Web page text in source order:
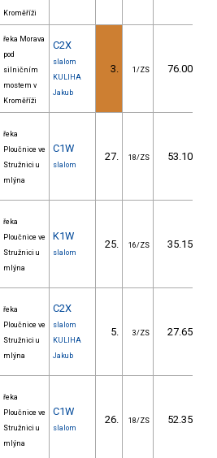
Kroměříži
řeka Morava
pod
silničním
mostem v
Kroměříži
C2X
slalom
KULIHA
Jakub
3. 1/ZS 76.00
řeka
Ploučnice ve
Stružnici u
mlýna
C1W
slalom
27. 18/ZS 53.10
řeka
Ploučnice ve
Stružnici u
mlýna
K1W
slalom
25. 16/ZS 35.15
řeka
Ploučnice ve
Stružnici u
mlýna
C2X
slalom
KULIHA
Jakub
5. 3/ZS 27.65
řeka
Ploučnice ve
Stružnici u
mlýna
C1W
slalom
26. 18/ZS 52.35